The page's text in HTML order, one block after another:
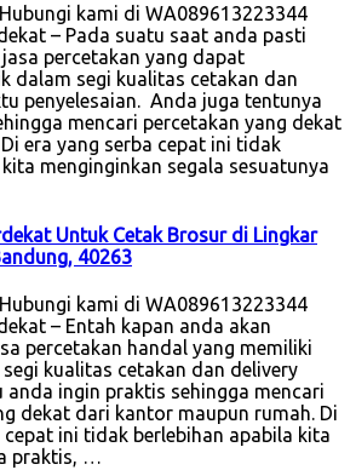
kami di WA089613223344
– Pada suatu saat anda pasti
percetakan yang dapat
dalam segi kualitas cetakan dan
penyelesaian. Anda juga tentunya
mencari percetakan yang dekat
era yang serba cepat ini tidak
menginginkan segala sesuatunya
Untuk Cetak Brosur di Lingkar
40263
kami di WA089613223344
– Entah kapan anda akan
percetakan handal yang memiliki
kualitas cetakan dan delivery
anda ingin praktis sehingga mencari
dekat dari kantor maupun rumah. Di
cepat ini tidak berlebihan apabila kita
praktis, …